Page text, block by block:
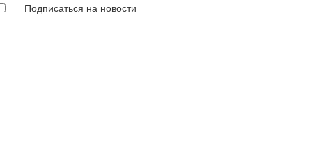
Подписаться на новости